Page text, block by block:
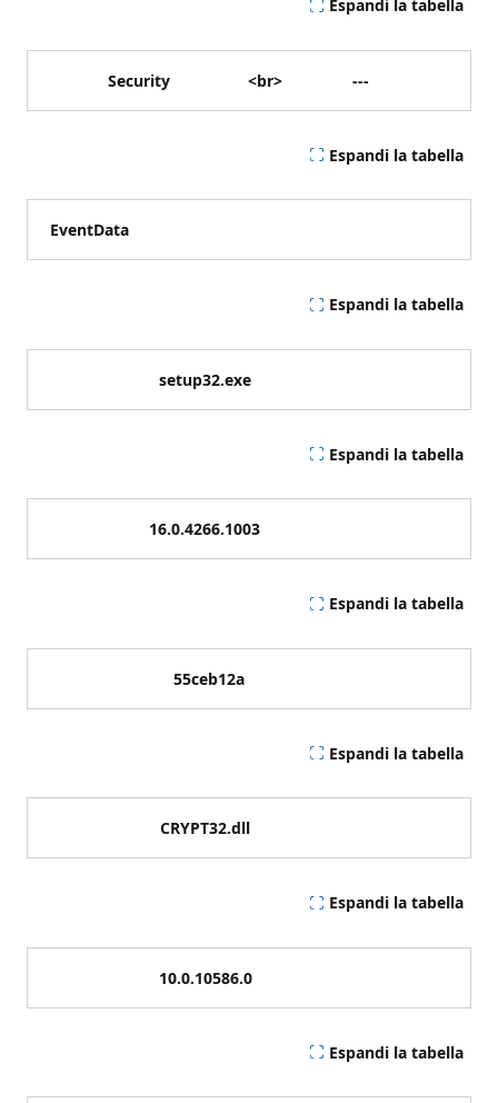
Espandi la tabella
Security <br> ---
Espandi la tabella
EventData
Espandi la tabella
setup32.exe
Espandi la tabella
16.0.4266.1003
Espandi la tabella
55ceb12a
Espandi la tabella
CRYPT32.dll
Espandi la tabella
10.0.10586.0
Espandi la tabella